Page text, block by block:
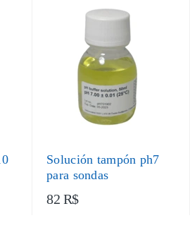
Solución tampón ph7
para sondas
82 R$